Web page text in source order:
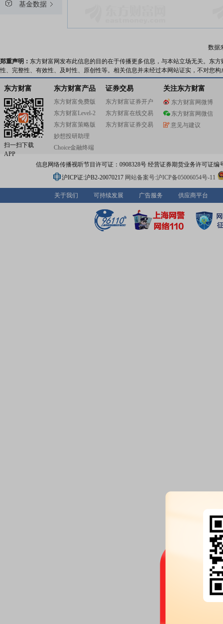
基金数据
数据
郑重声明： 东方财富网发布此信息的目的在于传播更多信息，与本站立场无关。东
性、完整性、有效性、及时性、原创性等。相关信息并未经过本网站证实，不对您
东方财富
扫一扫下载
APP
东方财富产品
东方财富免费版
东方财富Level-2
东方财富策略版
妙想投研助理
Choice金融终端
证券交易
东方财富证券开户
东方财富在线交易
东方财富证券交易
关注东方财富
东方财富网微博
东方财富网微信
意见与建议
信息网络传播视听节目许可证：0908328号 经营证券期货业务许可证编
沪ICP证:沪B2-20070217 网站备案号:沪ICP备05006054号-11
关于我们 可持续发展 广告服务 供应商平台